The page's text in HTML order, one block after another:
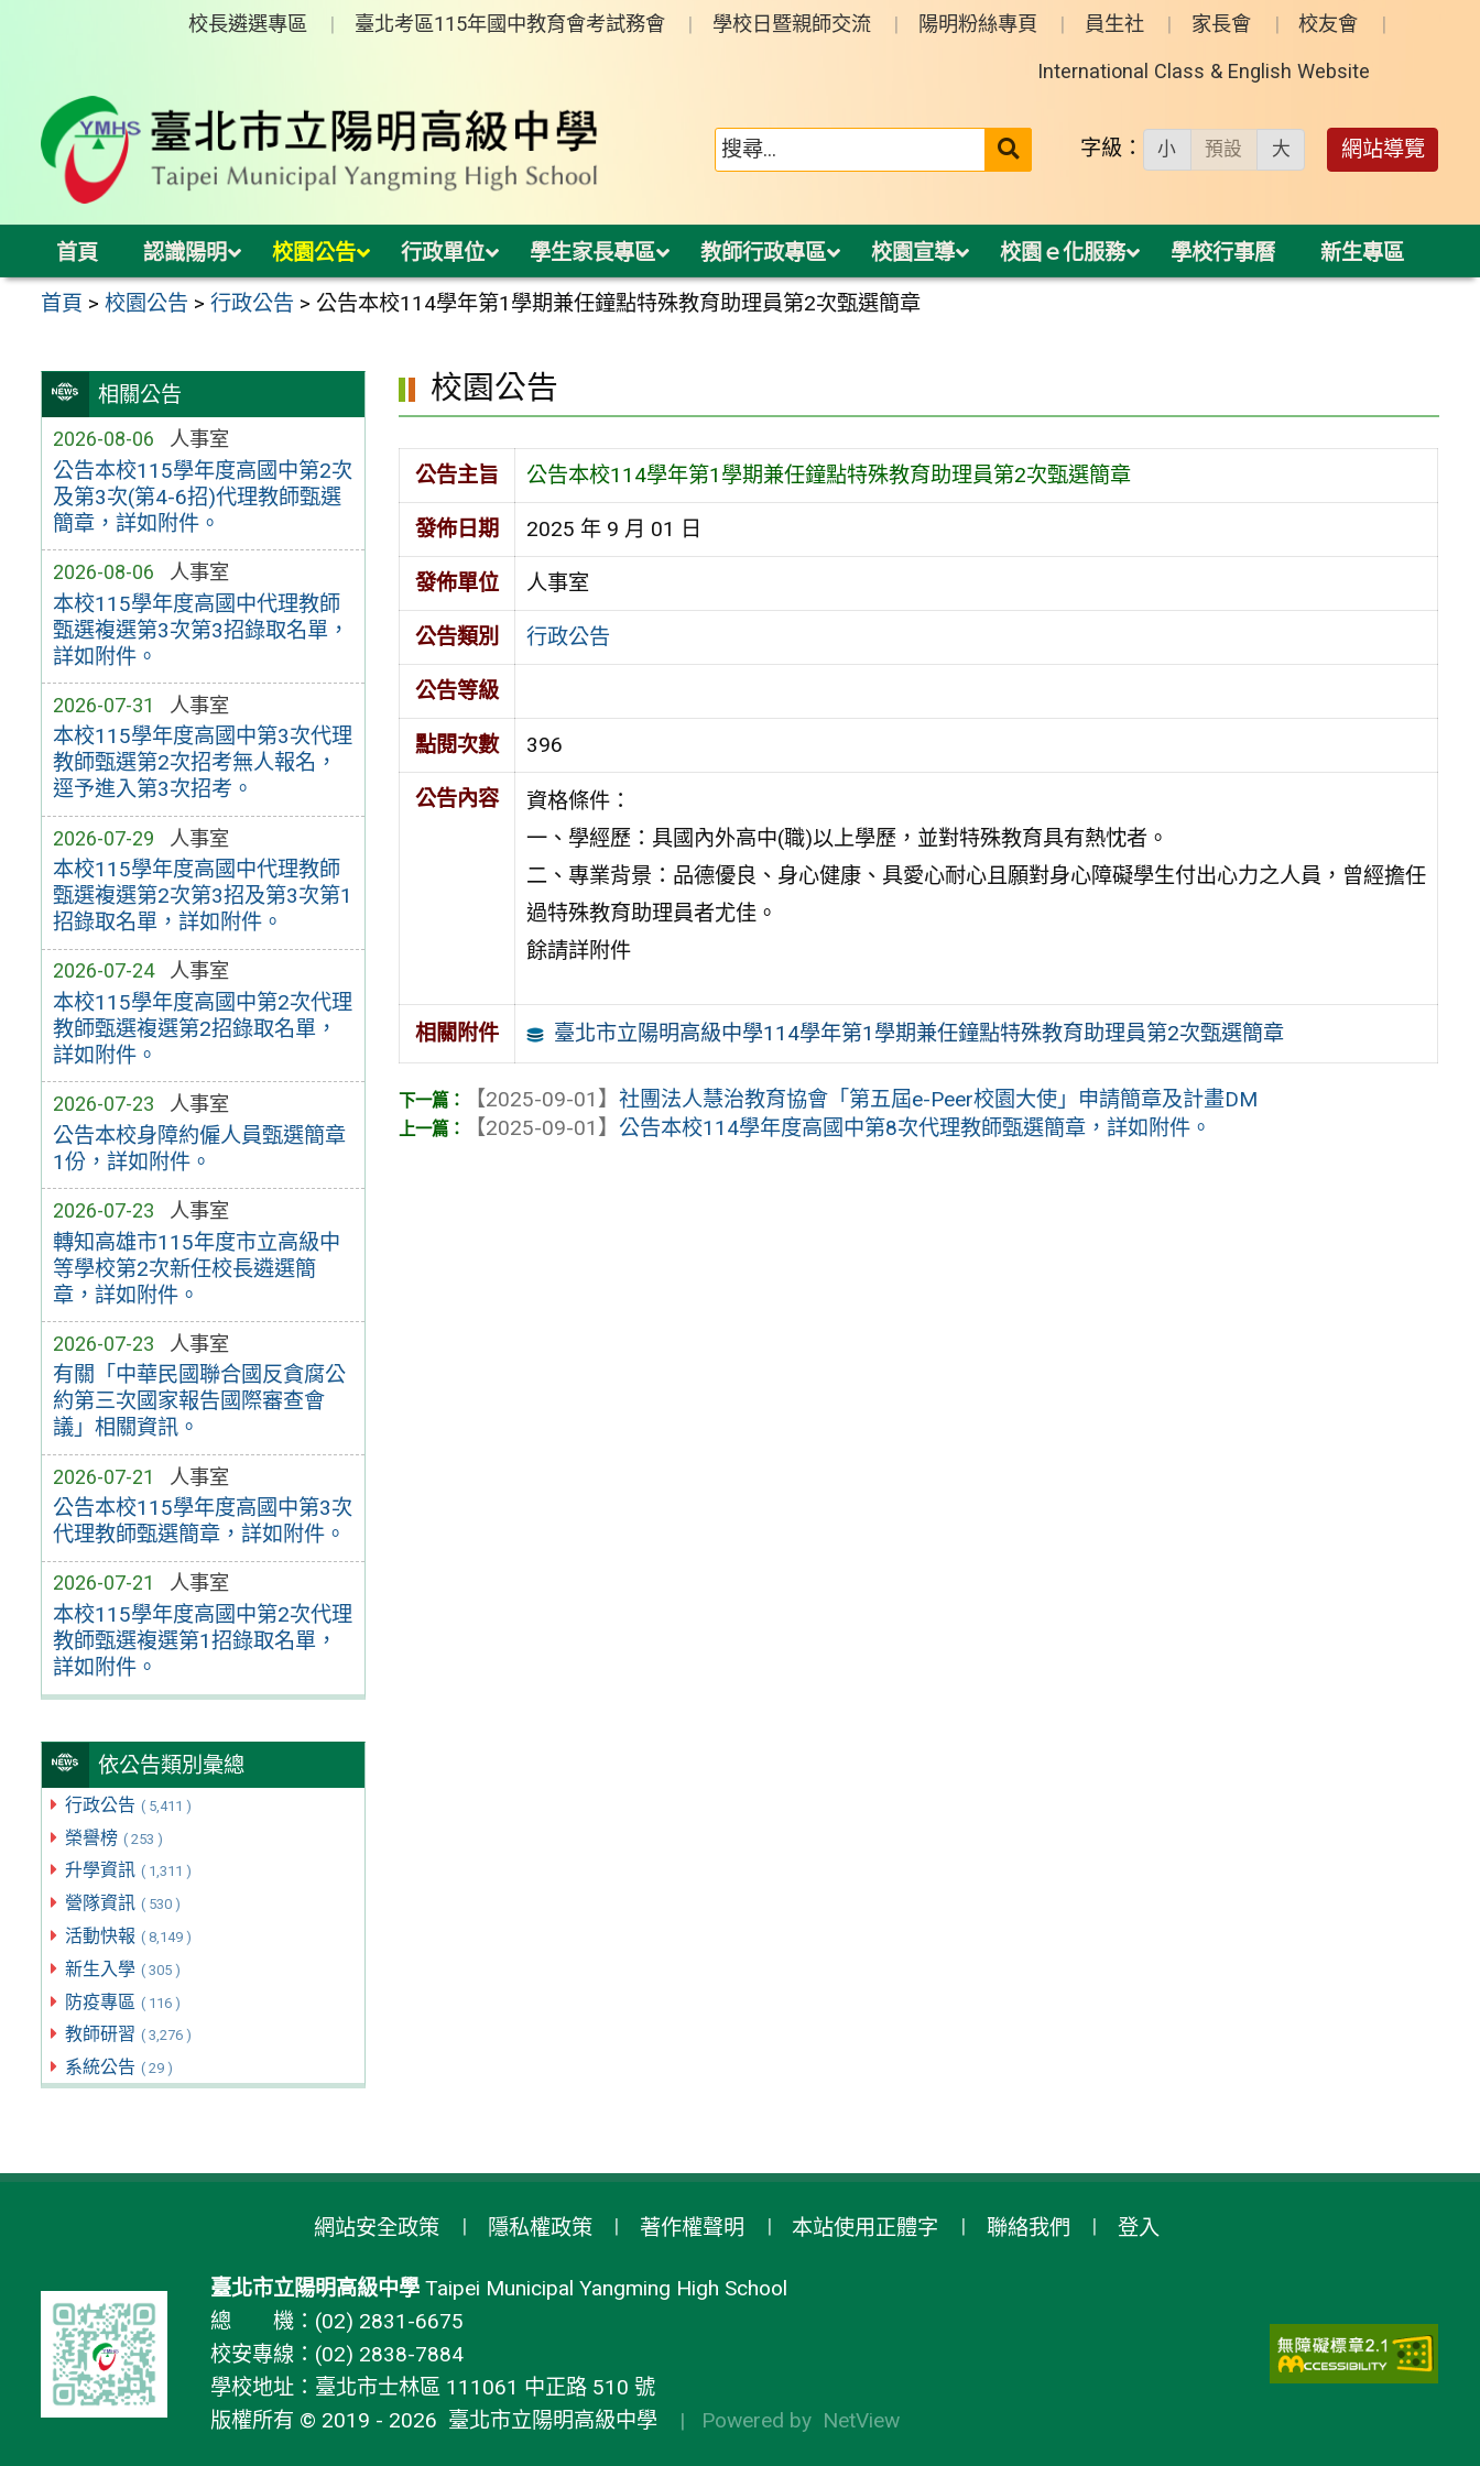
校長遴選專區 臺北考區115年國中教育會考試務會 學校日暨親師交流 陽明粉絲專頁 員生社 家長會 校友會
International Class & English Website
送出 字級： 小 預設 大 網站導覽
首頁 認識陽明 校園公告 行政單位 學生家長專區 教師行政專區 校園宣導 校園ｅ化服務 學校行事曆 新生專區
首頁 >校園公告 >行政公告 > 公告本校114學年第1學期兼任鐘點特殊教育助理員第2次甄選簡章
相關公告
2026-08-06 人事室
公告本校115學年度高國中第2次
及第3次(第4-6招)代理教師甄選
簡章，詳如附件。
2026-08-06 人事室
本校115學年度高國中代理教師
甄選複選第3次第3招錄取名單，
詳如附件。
2026-07-31 人事室
本校115學年度高國中第3次代理
教師甄選第2次招考無人報名，
逕予進入第3次招考。
2026-07-29 人事室
本校115學年度高國中代理教師
甄選複選第2次第3招及第3次第1
招錄取名單，詳如附件。
2026-07-24 人事室
本校115學年度高國中第2次代理
教師甄選複選第2招錄取名單，
詳如附件。
2026-07-23 人事室
公告本校身障約僱人員甄選簡章
1份，詳如附件。
2026-07-23 人事室
轉知高雄市115年度市立高級中
等學校第2次新任校長遴選簡
章，詳如附件。
2026-07-23 人事室
有關「中華民國聯合國反貪腐公
約第三次國家報告國際審查會
議」相關資訊。
2026-07-21 人事室
公告本校115學年度高國中第3次
代理教師甄選簡章，詳如附件。
2026-07-21 人事室
本校115學年度高國中第2次代理
教師甄選複選第1招錄取名單，
詳如附件。
依公告類別彙總
行政公告 ( 5,411 )
榮譽榜 ( 253 )
升學資訊 ( 1,311 )
營隊資訊 ( 530 )
活動快報 ( 8,149 )
新生入學 ( 305 )
防疫專區 ( 116 )
教師研習 ( 3,276 )
系統公告 ( 29 )
校園公告
公告主旨 公告本校114學年第1學期兼任鐘點特殊教育助理員第2次甄選簡章
發佈日期 2025 年 9 月 01 日
發佈單位 人事室
公告類別 行政公告
公告等級
點閱次數 396
公告內容
資格條件：
一、學經歷：具國內外高中(職)以上學歷，並對特殊教育具有熱忱者。
二、專業背景：品德優良、身心健康、具愛心耐心且願對身心障礙學生付出心力之人員，曾經擔任
過特殊教育助理員者尤佳。
餘請詳附件
相關附件 臺北市立陽明高級中學114學年第1學期兼任鐘點特殊教育助理員第2次甄選簡章
【2025-09-01】社團法人慧治教育協會「第五屆e-Peer校園大使」申請簡章及計畫DM
【2025-09-01】 公告本校114學年度高國中第8次代理教師甄選簡章，詳如附件。
網站安全政策 隱私權政策 著作權聲明 本站使用正體字 聯絡我們 登入
臺北市立陽明高級中學Taipei Municipal Yangming High School
總 機：(02) 2831-6675
校安專線：(02) 2838-7884
學校地址：臺北市士林區 111061 中正路 510 號
版權所有 © 2019 - 2026 臺北市立陽明高級中學 | Powered by NetView